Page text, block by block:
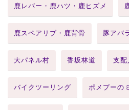
鹿レバー・鹿ハツ・鹿ヒズメ
鹿スペアリブ・鹿背骨 豚アバ
大パネル村 香坂林道 支配
バイクツーリング ポメプーの